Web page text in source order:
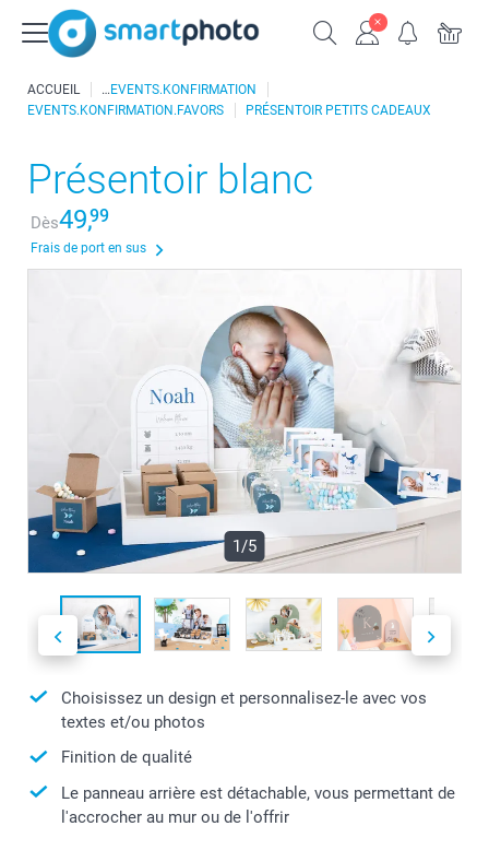
ACCUEIL
EVENTS.KONFIRMATION
EVENTS.KONFIRMATION.FAVORS
PRÉSENTOIR PETITS CADEAUX
Présentoir blanc
Dès49,99
Frais de port en sus
1/5
Choisissez un design et personnalisez-le avec vos
textes et/ou photos
Finition de qualité
Le panneau arrière est détachable, vous permettant de
l'accrocher au mur ou de l'offrir